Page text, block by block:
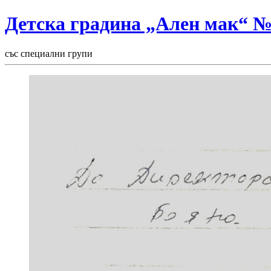
Детска градина „Ален мак“
със специални групи